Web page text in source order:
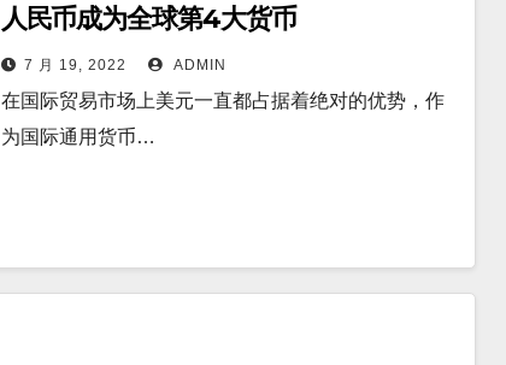
人民币成为全球第4大货币
7 月 19, 2022 ADMIN
在国际贸易市场上美元一直都占据着绝对的优势，作
为国际通用货币…